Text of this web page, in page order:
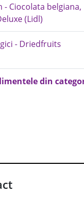
- Ciocolata belgiana,
(Lidl)
- Driedfruits
din